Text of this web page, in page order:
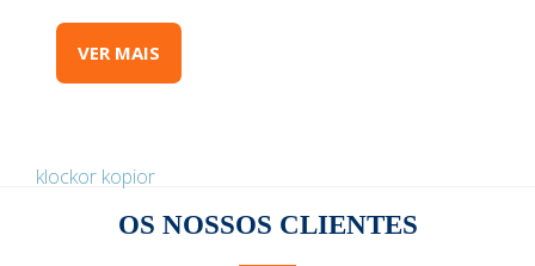
VER MAIS
klockor kopior
OS NOSSOS CLIENTES